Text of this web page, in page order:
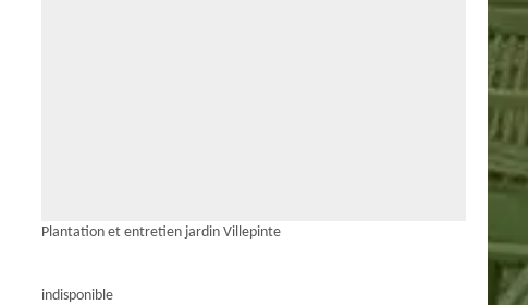
Plantation et entretien jardin Villepinte
indisponible